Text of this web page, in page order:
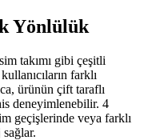
Yönlülük
takımı gibi çeşitli
farklı
ürünün çift taraflı
deneyimlenebilir. 4
geçişlerinde veya farklı